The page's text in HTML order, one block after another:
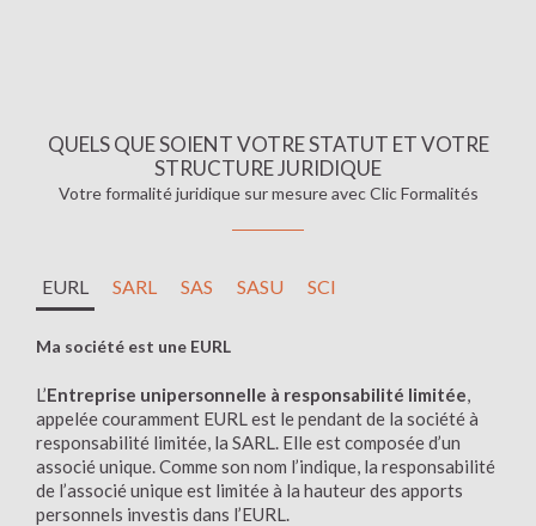
QUELS QUE SOIENT VOTRE STATUT ET VOTRE
STRUCTURE JURIDIQUE
Votre formalité juridique sur mesure avec Clic Formalités
EURL SARL SAS SASU SCI
Ma société est une EURL
L’Entreprise unipersonnelle à responsabilité limitée
appelée couramment EURL est le pendant de la société à
responsabilité limitée, la SARL. Elle est composée d’un
associé unique. Comme son nom l’indique, la responsabilité
de l’associé unique est limitée à la hauteur des apports
personnels investis dans l’EURL.